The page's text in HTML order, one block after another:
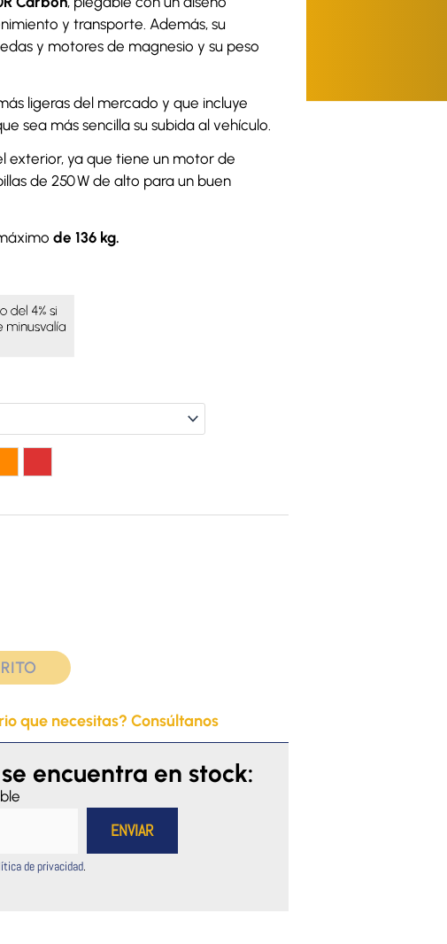
y transporte. Además, su
y motores de magnesio y su peso
ligeras del mercado y que incluye
sea más sencilla su subida al vehículo.
exterior, ya que tiene un motor de
de 250 W de alto para un buen
de 136 kg.
Naranja
Rojo
que necesitas? Consúltanos
encuentra en stock:
de privacidad.